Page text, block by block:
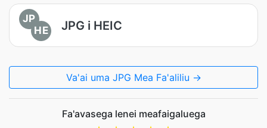
JP
HE
JPG i HEIC
Va'ai uma JPG Mea Fa'aliliu →
Fa'avasega lenei meafaigaluega